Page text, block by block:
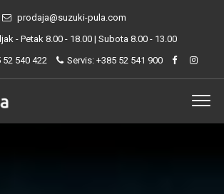
prodaja@suzuki-pula.com
- Petak 8.00 - 18.00 | Subota 8.00 - 13.00
52 540 422
Servis: +385 52 541 900